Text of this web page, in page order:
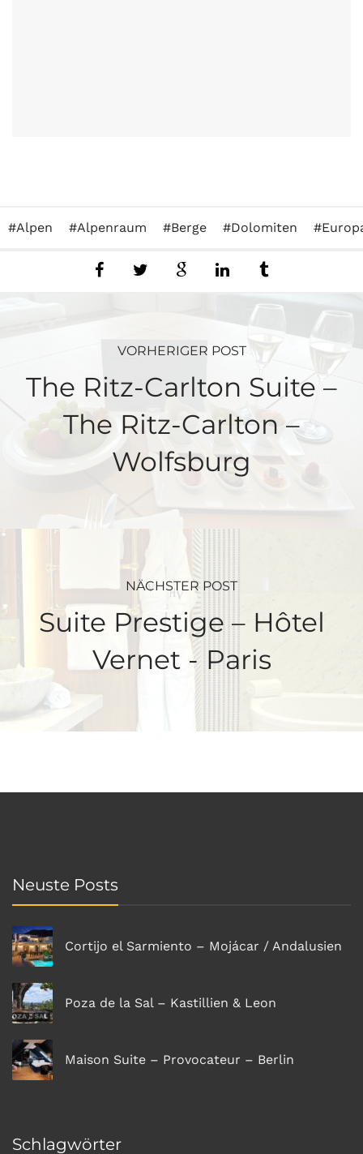
Alpen Alpenraum Berge Dolomiten
VORHERIGER POST
The Ritz-Carlton Suite –
The Ritz-Carlton –
Wolfsburg
NÄCHSTER POST
Suite Prestige – Hôtel
Vernet - Paris
Neuste Posts
Cortijo el Sarmiento – Mojácar / Andalusien
Poza de la Sal – Kastillien & Leon
Maison Suite – Provocateur – Berlin
Schlagwörter